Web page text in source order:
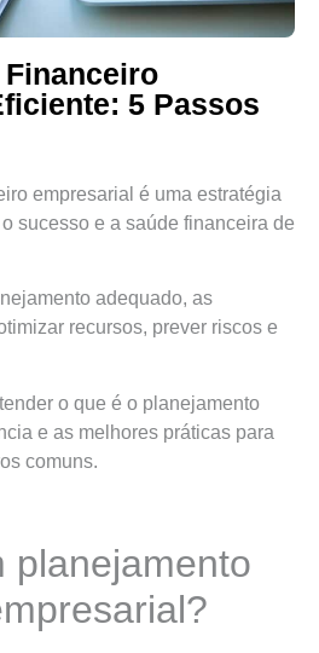
5 Passos
empresarial é uma estratégia
sucesso e a saúde financeira de
adequado, as
recursos, prever riscos e
o que é o planejamento
e as melhores práticas para
comuns.
planejamento